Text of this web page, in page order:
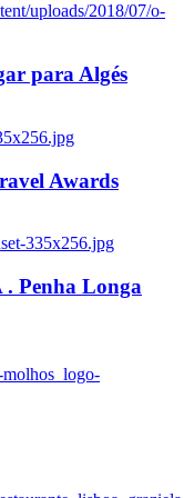
uploads/2018/07/o-
para Algés
Awards
335x256.jpg
Penha Longa